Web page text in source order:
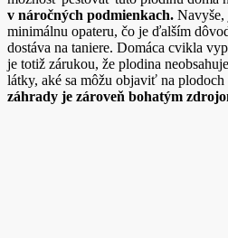
v náročných podmienkach. Navyše,
minimálnu opateru, čo je ďalším
dostáva na taniere. Domáca cvikla
je totiž zárukou, že plodina
látky, aké sa môžu objaviť na plodoch
záhrady je zároveň bohatým